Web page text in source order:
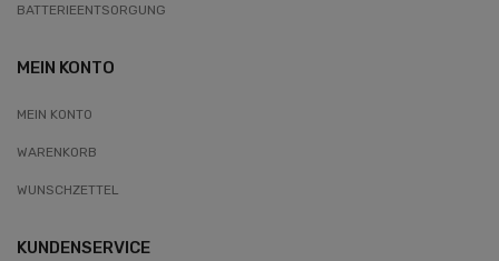
BATTERIEENTSORGUNG
MEIN KONTO
MEIN KONTO
WARENKORB
WUNSCHZETTEL
KUNDENSERVICE